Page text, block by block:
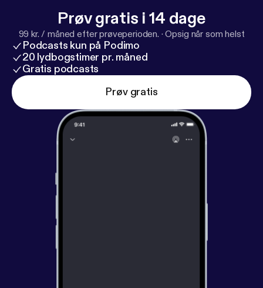
Prøv gratis i 14 dage
99 kr. / måned efter prøveperioden. ·Opsig når som helst
Podcasts kun på Podimo
20 lydbogstimer pr. måned
Gratis podcasts
Prøv gratis